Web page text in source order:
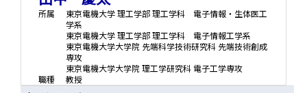
所属
東京電機大学 理工学部 理工学科 電子情報・生体医工
学系
東京電機大学 理工学部 理工学科 電子情報工学系
東京電機大学大学院 先端科学技術研究科 先端技術創成
専攻
東京電機大学大学院 理工学研究科 電子工学専攻
職種
教授